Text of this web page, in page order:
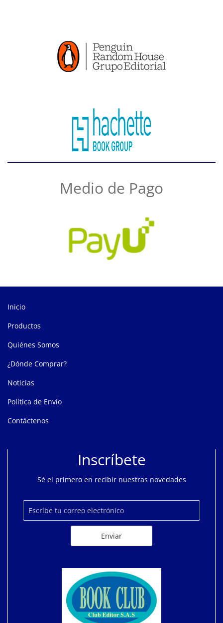
Medio de Pago
Inicio
Productos
Quiénes Somos
¿Dónde Comprar?
Noticias
Política de Envío
Contáctenos
Inscríbete
Sé el primero en recibir nuestras novedades